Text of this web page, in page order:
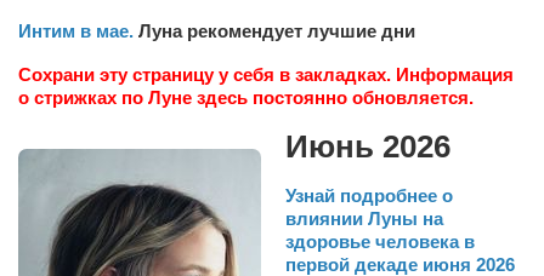
Интим в мае. Луна рекомендует лучшие дни
Сохрани эту страницу у себя в закладках. Информация
о стрижках по Луне здесь постоянно обновляется.
Июнь 2026
Узнай подробнее о
влиянии Луны на
здоровье человека в
первой декаде июня 2026